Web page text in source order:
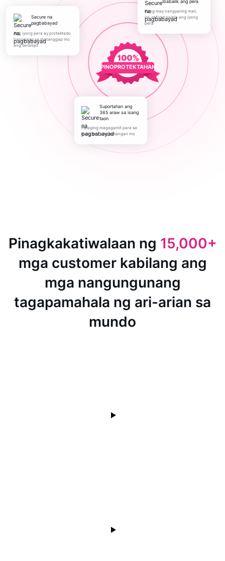
PINOPROTEKTAHAN
Secure na
pagbabayad
Ang iyong pera ay protektado
hanggang sa matanggap mo
ang serbisyo
Kung may nangyaring mali,
ire-refund namin ang iyong
pera
Suportahan ang
365 araw sa isang
taon
Palaging magagamit para sa
kung ano ang kailangan mo
Pinagkakatiwalaan ng 15,000+
mga customer kabilang ang
mga nangungunang
tagapamahala ng ari-arian sa
mundo